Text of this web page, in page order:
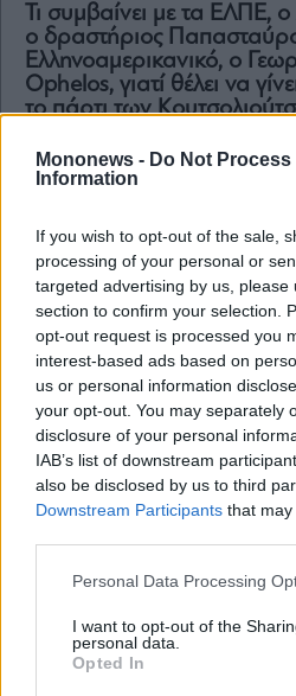
Mononews - Do Not Process
Information
If you wish to opt-out of the sale,
processing of your personal or
targeted advertising by us, please
section to confirm your selection.
opt-out request is processed you
interest-based ads based on
us or personal information
your opt-out. You may separately
disclosure of your personal
IAB’s list of downstream
also be disclosed by us to third
Downstream Participants that
Personal Data Processing
I want to opt-out of the
personal data.
Opted In
Τι συμβαίνει με τα ΕΛΠΕ,
o δραστήριος
Ελληνοαμερικανικό, o
Ophelos, γιατί θέλει να
το πάρτι των
Business